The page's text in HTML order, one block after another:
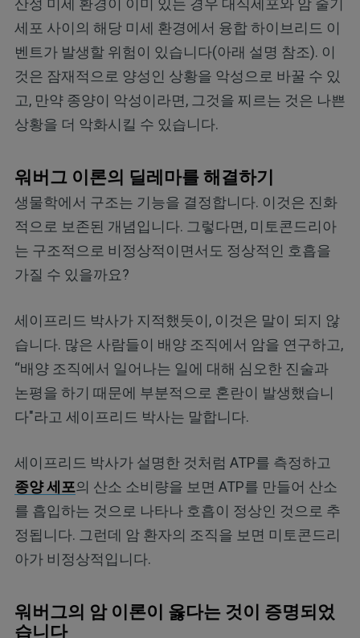
세포 사이의 해당 미세 환경에서 융합 하이브리드 이
벤트가 발생할 위험이 있습니다(아래 설명 참조). 이
것은 잠재적으로 양성인 상황을 악성으로 바꿀 수 있
고, 만약 종양이 악성이라면, 그것을 찌르는 것은 나쁜
상황을 더 악화시킬 수 있습니다.
워버그 이론의 딜레마를 해결하기
생물학에서 구조는 기능을 결정합니다. 이것은 진화
적으로 보존된 개념입니다. 그렇다면, 미토콘드리아
는 구조적으로 비정상적이면서도 정상적인 호흡을
가질 수 있을까요?
세이프리드 박사가 지적했듯이, 이것은 말이 되지 않
습니다. 많은 사람들이 배양 조직에서 암을 연구하고,
“배양 조직에서 일어나는 일에 대해 심오한 진술과
논평을 하기 때문에 부분적으로 혼란이 발생했습니
다"라고 세이프리드 박사는 말합니다.
세이프리드 박사가 설명한 것처럼 ATP를 측정하고
종양 세포의 산소 소비량을 보면 ATP를 만들어 산소
를 흡입하는 것으로 나타나 호흡이 정상인 것으로 추
정됩니다. 그런데 암 환자의 조직을 보면 미토콘드리
아가 비정상적입니다.
워버그의 암 이론이 옳다는 것이 증명되었
습니다